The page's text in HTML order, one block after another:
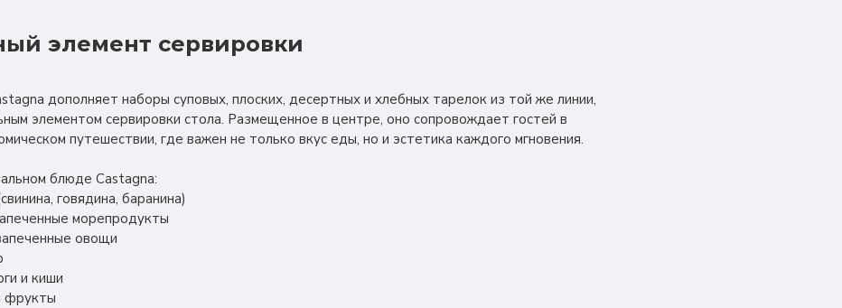
элемент сервировки
дополняет наборы суповых, плоских, десертных и хлебных тарелок из той же линии,
элементом сервировки стола. Размещенное в центре, оно сопровождает гостей в
путешествии, где важен не только вкус еды, но и эстетика каждого мгновения.
блюде Castagna:
говядина, баранина)
морепродукты
овощи
и киши
фрукты